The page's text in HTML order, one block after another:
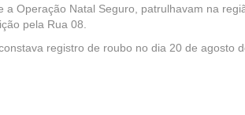
Operação Natal Seguro, patrulhavam na
pela Rua 08.
registro de roubo no dia 20 de agosto